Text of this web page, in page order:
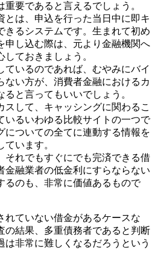
要であると言えるでしょう。
とは、申込を行った当日中に即キ
きるシステムです。生まれて初め
申し込む際は、元より金融機関へ
ておきましょう。
ているのであれば、むやみにバイ
ない方が、消費者金融におけるカ
と言ってもいいでしょう。
スして、キャッシングに関わるこ
いるいわゆる比較サイトの一つで
についての全てに連動する情報を
います。
それでもすぐにでも完済できる借
金融業者の低金利にすらならない
るのも、非常に価値あるもので
れていない借金があるケースな
の結果、多重債務者であると判断
は非常に難しくなるだろうという